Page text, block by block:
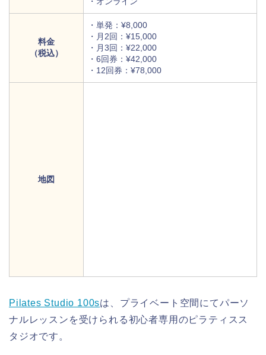
料金
（税込）
・単発：¥8,000
・月2回：¥15,000
・月3回：¥22,000
・6回券：¥42,000
・12回券：¥78,000
地図
Pilates Studio 100sは、プライベート空間にてパーソ
ナルレッスンを受けられる初心者専用のピラティスス
タジオです。